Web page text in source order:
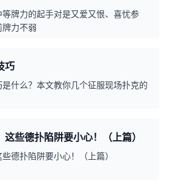
牌力的起手对是又爱又恨、喜忧参
力不弱
巧
什么？本文教你几个征服现场扑克的
些德扑陷阱要小心！（上篇）
德扑陷阱要小心！（上篇）